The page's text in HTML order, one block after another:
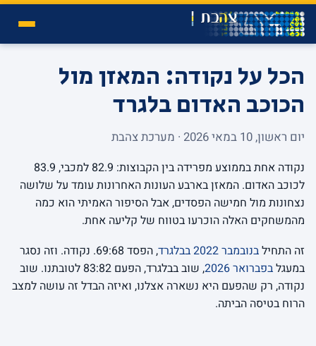
הכל על נקודה: המאזן מול
הכוכב האדום בלגרד
יום ראשון, 10 במאי 2026 · מערכת צהבת
נקודה אחת בממוצע מפרידה בין הקבוצות: 82.9 למכבי, 83.9
לכוכב האדום. המאזן בארבע העונות האחרונות עומד על שלושה
נצחונות מול חמישה הפסדים, אבל הסיפור האמיתי הוא כמה
מהמשחקים האלה הוכרעו בטווח של קליעה אחת.
זה התחילבנובמבר 2022 בבלגרד
, הפסד 69:68. נקודה. וזה נסגר
במעגלבפברואר 2026
, שוב בבלגרד, הפעם 83:82 לטובתנו. שוב
נקודה, רק שהפעם היא נשארה אצלנו, ואיזה הבדל זה עושה למצב
הרוח בטיסה הביתה.